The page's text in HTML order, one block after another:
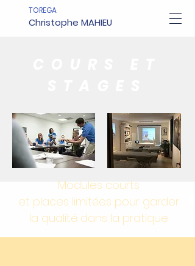
Christophe MAHIEU
TOREGA
Modules courts
et places limitées pour garder
la qualité dans la pratique